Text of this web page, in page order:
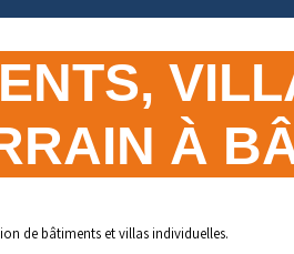
À
de bâtiments et villas individuelles.